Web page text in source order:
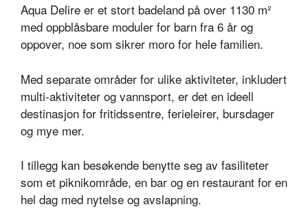
Aqua Delire er et stort badeland på over 1130 m²
med oppblåsbare moduler for barn fra 6 år og
oppover, noe som sikrer moro for hele familien.
Med separate områder for ulike aktiviteter, inkludert
multi-aktiviteter og vannsport, er det en ideell
destinasjon for fritidssentre, ferieleirer, bursdager
og mye mer.
I tillegg kan besøkende benytte seg av fasiliteter
som et piknikområde, en bar og en restaurant for en
hel dag med nytelse og avslapning.